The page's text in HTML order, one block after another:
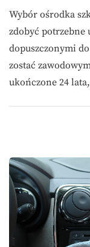
Wybór ośrodka
zdobyć potrzebne
dopuszczonymi
zostać
ukończone 24